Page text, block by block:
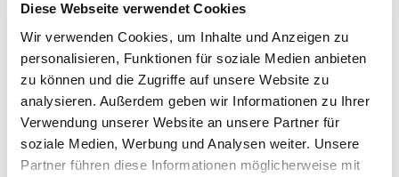
Diese Webseite verwendet Cookies
Wir verwenden Cookies, um Inhalte und Anzeigen zu
personalisieren, Funktionen für soziale Medien anbieten
zu können und die Zugriffe auf unsere Website zu
analysieren. Außerdem geben wir Informationen zu Ihrer
Verwendung unserer Website an unsere Partner für
soziale Medien, Werbung und Analysen weiter. Unsere
Partner führen diese Informationen möglicherweise mit
Moderne, efficiënte elektrische convectoren, zoals de
ETHERMA DUO PLUS S, hebben echter niets gemeen met
NADELEN VAN EEN OUDE OPSLAGKACHELS /
ACCUMULATIEVERWARMING
Veel ruimte nodig